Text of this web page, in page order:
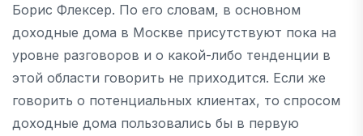
Борис Флексер. По его словам, в основном
доходные дома в Москве присутствуют пока на
уровне разговоров и о какой-либо тенденции в
этой области говорить не приходится. Если же
говорить о потенциальных клиентах, то спросом
доходные дома пользовались бы в первую